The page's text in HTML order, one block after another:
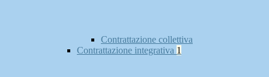
Contrattazione collettiva
Contrattazione integrativa 1